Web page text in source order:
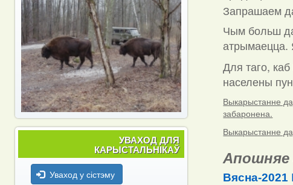
Запрашаем
Чым больш
атрымаецца.
Для таго,
населены
Выкарыстанне
забаронена.
Выкарыстанне
Апошняе
Вясна-2021
УВАХОД ДЛЯ
КАРЫСТАЛЬНІКАЎ
Уваход у сістэму